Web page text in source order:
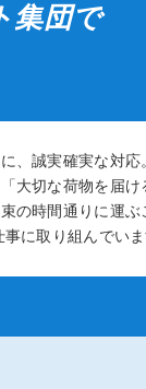
集団で
、誠実確実な対応
大切な荷物を届け
の時間通りに運
に取り組んでいま